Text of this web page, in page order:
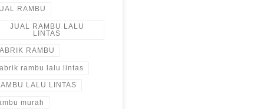
RAMBU
JUAL RAMBU LALU
LINTAS
RAMBU
rambu lalu lintas
LALU LINTAS
murah